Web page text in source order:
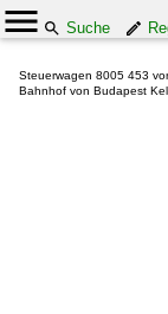
Suche
Steuerwagen 8005 453
Bahnhof von Budapest